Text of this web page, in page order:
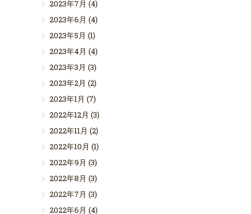
2023年7月 (4)
2023年6月 (4)
2023年5月 (1)
2023年4月 (4)
2023年3月 (3)
2023年2月 (2)
2023年1月 (7)
2022年12月 (3)
2022年11月 (2)
2022年10月 (1)
2022年9月 (3)
2022年8月 (3)
2022年7月 (3)
2022年6月 (4)